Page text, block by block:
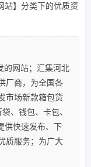
站】分类下的优质资
的网站；汇集河北
厂商，为全国各
市场新款箱包货
、钱包、卡包、
供快速发布、下
质服务；为广大